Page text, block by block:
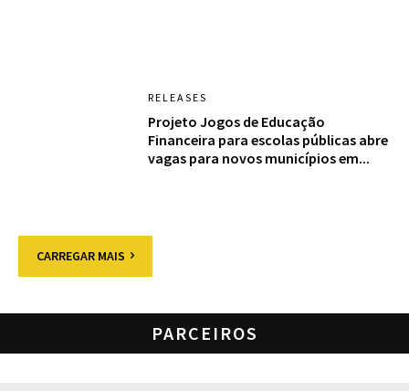
RELEASES
Projeto Jogos de Educação
Financeira para escolas públicas abre
vagas para novos municípios em...
CARREGAR MAIS
PARCEIROS